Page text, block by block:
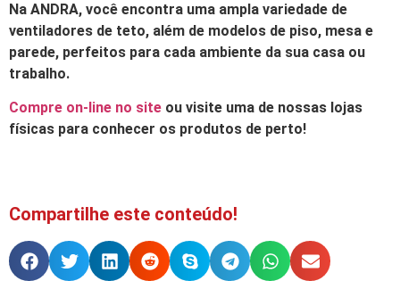
Na ANDRA, você encontra uma ampla variedade de
ventiladores de teto, além de modelos de piso, mesa e
parede, perfeitos para cada ambiente da sua casa ou
trabalho.
Compre on-line no site ou visite uma de nossas lojas
físicas para conhecer os produtos de perto!
Compartilhe este conteúdo!